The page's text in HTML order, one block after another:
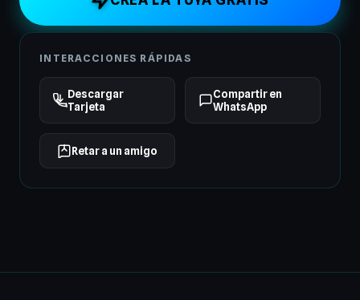
INTERACCIONES RÁPIDAS
Descargar
Tarjeta
Compartir en
WhatsApp
Retar a un amigo